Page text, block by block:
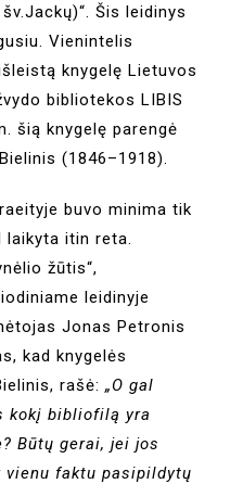
Šis leidinys
Vienintelis
knygelę Lietuvos
bibliotekos LIBIS
šią knygelę parengė
(1846–1918).
buvo minima tik
laikyta itin reta.
žūtis“,
leidinyje
Jonas Petronis
kad knygelės
rašė: „O gal
kokį bibliofilą yra
Būtų gerai, jei jos
faktu pasipildytų